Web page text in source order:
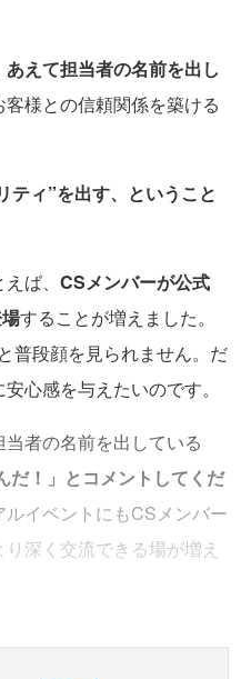
えて担当者の名前を出し
様との信頼関係を築ける
ィ”を出す、ということ
ば、 CSメンバーが公式
することが増えました。
普段顔を見られません。だ
心感を与えたいのです。
者の名前を出している
だ！」とコメントしてくだ
イベントにもCSメンバー
深く交流できる場が増え